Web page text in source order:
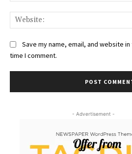
Save my name, email, and website
time I comment.
- Advertisement -